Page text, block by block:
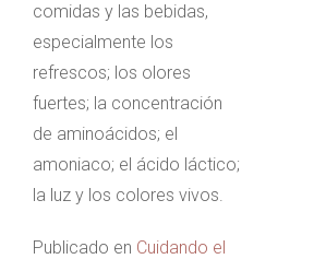
comidas y las bebidas,
especialmente los
refrescos; los olores
fuertes; la concentración
de aminoácidos; el
amoniaco; el ácido láctico;
la luz y los colores vivos.
Publicado en Cuidando el